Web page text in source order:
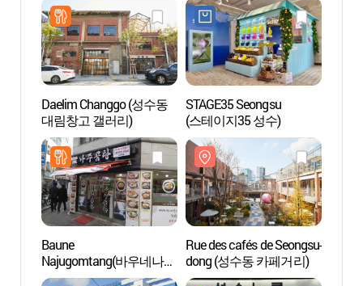
Daelim Changgo (성수동
대림창고 갤러리)
STAGE35 Seongsu
(스테이지35 성수)
Baune
Najugomtang(바우네나주
곰탕)
Rue des cafés de Seongsu-
dong (성수동 카페거리)